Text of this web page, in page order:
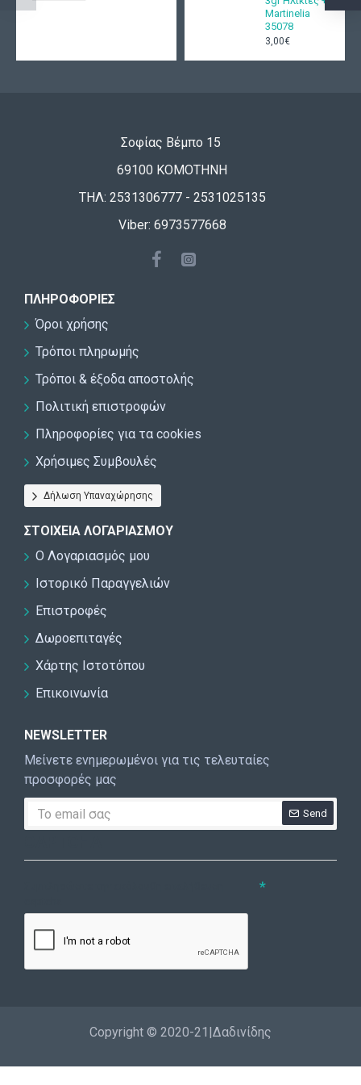
Martinelia
35078
3,00€
Σοφίας Βέμπο 15
69100 ΚΟΜΟΤΗΝΗ
ΤΗΛ: 2531306777 - 2531025135
Viber: 6973577668
ΠΛΗΡΟΦΟΡΊΕΣ
Όροι χρήσης
Τρόποι πληρωμής
Τρόποι & έξοδα αποστολής
Πολιτική επιστροφών
Πληροφορίες για τα cookies
Χρήσιμες Συμβουλές
Δήλωση Υπαναχώρησης
ΣΤΟΙΧΕΊΑ ΛΟΓΑΡΙΑΣΜΟΎ
Ο Λογαριασμός μου
Ιστορικό Παραγγελιών
Επιστροφές
Δωροεπιταγές
Χάρτης Ιστοτόπου
Επικοινωνία
NEWSLETTER
Μείνετε ενημερωμένοι για τις τελευταίες
προσφορές μας
Send
Copyright © 2020-21|Δαδινίδης